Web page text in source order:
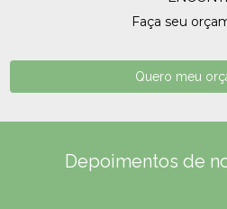
Faça seu
Quero meu
Depoimentos de